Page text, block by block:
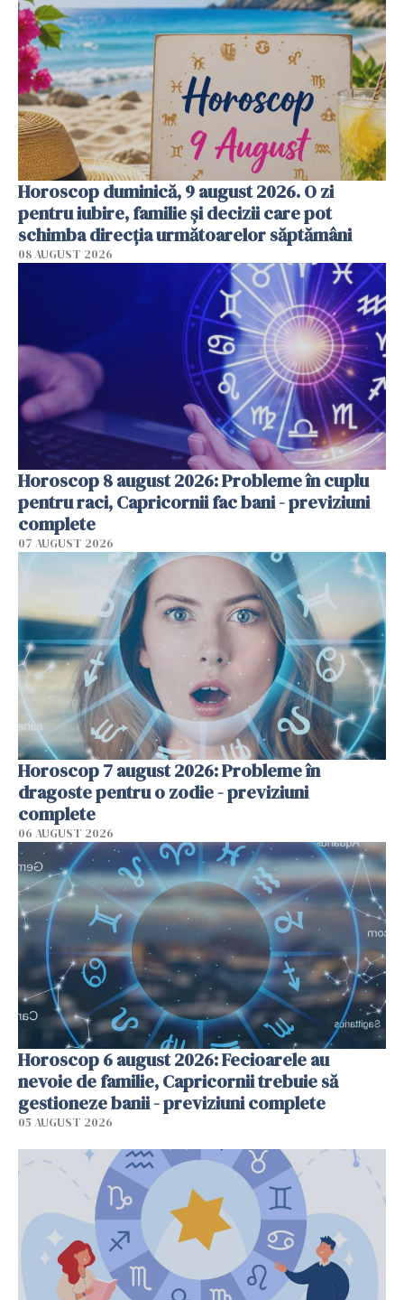
Horoscop duminică, 9 august 2026. O zi
pentru iubire, familie și decizii care pot
schimba direcția următoarelor săptămâni
08 AUGUST 2026
Horoscop 8 august 2026: Probleme în cuplu
pentru raci, Capricornii fac bani - previziuni
complete
07 AUGUST 2026
Horoscop 7 august 2026: Probleme în
dragoste pentru o zodie - previziuni
complete
06 AUGUST 2026
Horoscop 6 august 2026: Fecioarele au
nevoie de familie, Capricornii trebuie să
gestioneze banii - previziuni complete
05 AUGUST 2026